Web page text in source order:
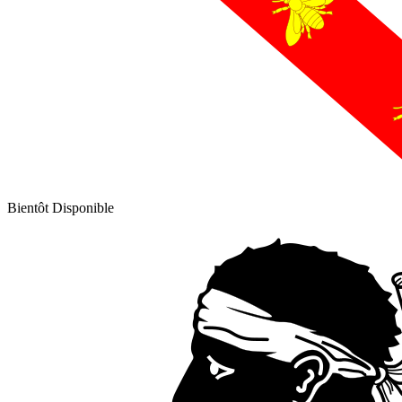
Bientôt Disponible